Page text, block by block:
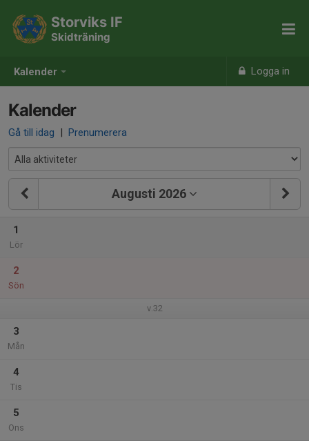
Kalender Logga in
Storviks IF
Skidträning
Kalender
Gå till idag | Prenumerera
Augusti 2026
1
Lör
2
Sön
v.32
3
Mån
4
Tis
5
Ons